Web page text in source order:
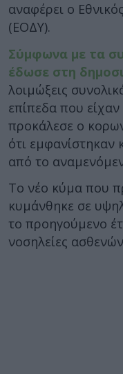
αναφέρει ο
(ΕΟΔΥ).
Σύμφωνα με τα
έδωσε στη
λοιμώξεις
επίπεδα που
προκάλεσε ο
ότι
από το
Το νέο κύμα που
κυμάνθηκε σε
το προηγούμενο
νοσηλείες